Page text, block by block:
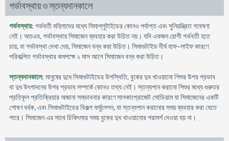
গর্ভাবস্থায় ও স্তন্যদানকালে
গর্ভবস্থায়: গর্ভবতী মহিলাদের মধ্যে সিমাপ্লুটাইডের কোনও পর্যাপ্ত এবং সুনিয়ন্ত্রিত গবেষণা
নেই। অতএব, গর্ভাবস্থায় সিমাজেন ব্যবহার করা উচিত নয়। যদি একজন রোগী গর্ভবতী হতে
চায়, বা গর্ভাবস্থা দেখা দেয়, সিমাজেন বন্ধ করা উচিত। সিমাগুটাইড দীর্ঘ হাফ-লাইফ কারণে
পরিকল্পিত গর্ভাবস্থার কমপক্ষে ২ মাস আগে সিমাজেন বন্ধ করা উচিত।
স্তন্যদানকালে: মানুষের দুধে সিমাগুটাইডের উপস্থিতি, বুকের দুধ খাওয়ানো শিশুর উপর প্রভাব
বা দুধ উৎপাদনের উপর প্রভাব সম্পর্কে কোনও তথ্য নেই। স্তন্যপান করানো শিশুর মধ্যে গুরুতর
প্রতিকূল প্রতিক্রিয়ার অজানা সম্ভাবনার কারণে সালকাপ্রোজেট সোডিয়াম যা সিমাজেনের একটি
শোষণ বর্ধক, এবং সিমাগুটাইডের বিকল্প ফর্মুলেশন, যা স্তন্যপান করানোর সময় ব্যবহার করা যেতে
পারে। সিমাজেন এর সাথে চিকিৎসার সময় বুকের দুধ খাওয়ানোর পরামর্শ দেওয়া হয় না।